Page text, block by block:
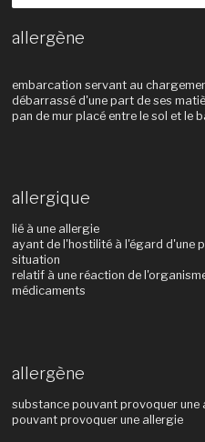
allergène
embarcation servant au
débarrassé d'une part de ses
pan de mur placé entre le sol et le
allergique
lié à une allergie
ayant de l'hostilité à l'égard d'une
situation
relatif à une réaction de
médicaments
allergène
substance pouvant provoquer une
pouvant provoquer une allergie